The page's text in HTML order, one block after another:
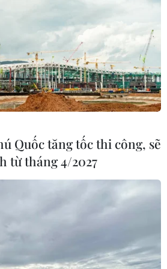
hiếm gặp
sau 10 năm
hướng tới làm
đẩy hợp tác
Quốc tăng tốc thi công, sẽ
từ tháng 4/2027